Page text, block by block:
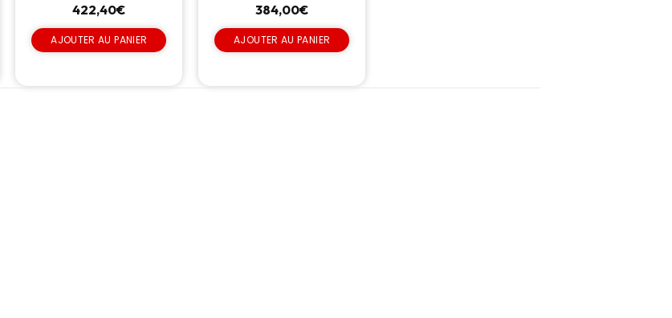
422,40€
AJOUTER AU PANIER
384,00€
AJOUTER AU PANIER